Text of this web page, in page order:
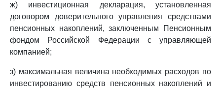
ж) инвестиционная декларация, установленная
договором доверительного управления средствами
пенсионных накоплений, заключенным Пенсионным
фондом Российской Федерации с управляющей
компанией;
з) максимальная величина необходимых расходов по
инвестированию средств пенсионных накоплений и